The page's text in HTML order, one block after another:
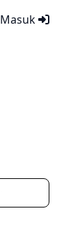
Masuk